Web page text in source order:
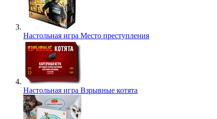
Настольная игра Место преступления
Настольная игра Взрывные котята